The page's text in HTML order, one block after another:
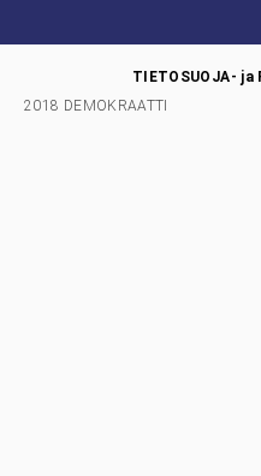
2018 DEMOKRAATTI
TIETOSUOJA- ja